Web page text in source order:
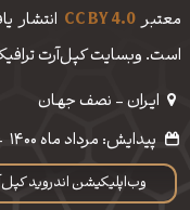
معتبرCC BY 4.0 انتشار
است. وبسایت کپل‌آرت
ایـران - نصف جهـان
وب‌اپلیکیشن اندروید
پیدایش: مرداد ماه 1400